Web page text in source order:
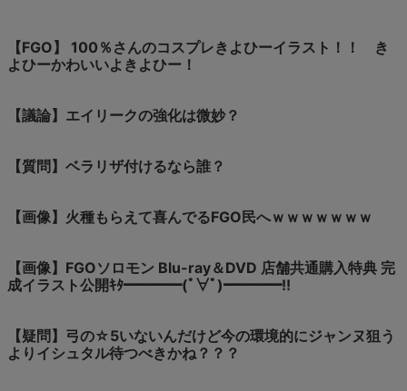
【FGO】 100％さんのコスプレきよひーイラスト！！ き
よひーかわいいよきよひー！
【議論】エイリークの強化は微妙？
【質問】ベラリザ付けるなら誰？
【画像】火種もらえて喜んでるFGO民へｗｗｗｗｗｗｗ
【画像】FGOソロモン Blu-ray＆DVD 店舗共通購入特典 完
成イラスト公開ｷﾀ━━━━(ﾟ∀ﾟ)━━━━!!
【疑問】弓の☆5いないんだけど今の環境的にジャンヌ狙う
よりイシュタル待つべきかね？？？